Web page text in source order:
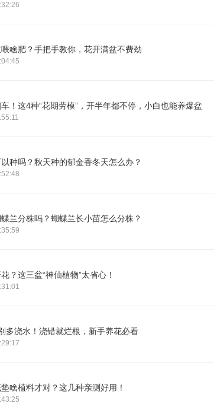
啥肥？手把手教你，花开满盆不费劲
！这4种“花期劳模”，开半年都不停，小白也能养爆盆
种吗？秋天种的郁金香冬天怎么办？
兰分株吗？蝴蝶兰长小苗怎么分株？
？这三盆“神仙植物”太省心！
多浇水！浇错就烂根，新手养花必看
啥植料才对？这几种亲测好用！